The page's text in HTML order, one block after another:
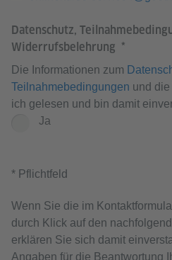
Datenschutz,
Widerrufsbelehrung
Die Informationen zum
Teilnahmebedingungen und die
ich gelesen und bin damit
Ja
* Pflichtfeld
Wenn Sie die im
durch Klick auf den
erklären Sie sich damit
Angaben für die Beantwortung